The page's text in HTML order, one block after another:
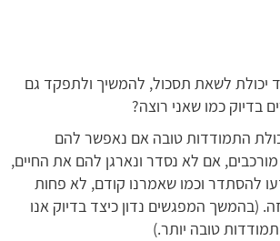
יכולת לשאת תסכול, להמשיך ולתפקד גם
בדיוק כמו שאני רוצה?
התמודדות טובה אם נאפשר להם
אם לא נסדר ונארגן להם את החיים,
להסתדר וכמו שאמרנו קודם, לא פחות
(בהמשך המפגשים נדון כיצד בדיוק אנו
טובה יותר.)